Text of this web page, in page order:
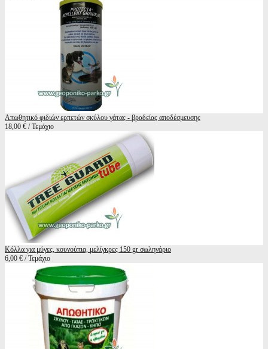
Απωθητικό φιδιών ερπετών σκύλου γάτας - βραδείας αποδέσμευσης
18,00 € / Τεμάχιο
Κόλλα για μύγες, κουνούπια, μελίγκρες 150 gr σωληνάριο
6,00 € / Τεμάχιο